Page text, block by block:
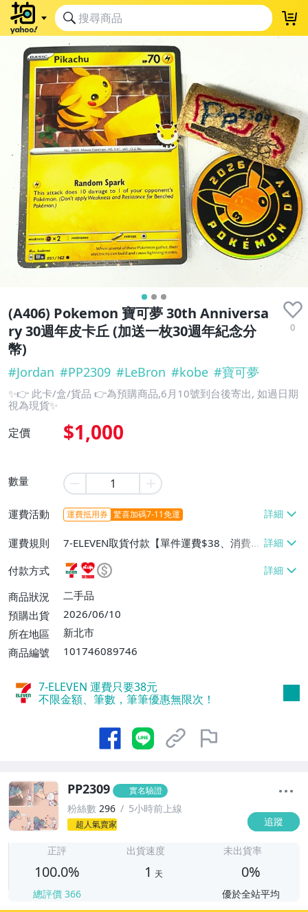
(A406) Pokemon 寶可夢 30th Anniversa
ry 30週年皮卡丘 (加送一枚30週年紀念分
幣)
0
#Jordan #PP2309 #LeBron #kobe #寶可夢
✨👉 此卡/盒/貨品 👉為預購商品,6月10號到台後寄出, 如過日期
視為現貨✨
定價 $1,000
數量
運費活動 運費抵用券 驚喜加碼7-11免運
運費規則
7-ELEVEN取貨付款【單件運費$38、消費滿
$1000免運費】、7-ELEVEN取貨不付款
【單件運費$38、消費滿$1000免運費】、
萊爾富取貨付款【單件運費$60、消費滿$1
000免運費】、宅配/貨運【單件運費$13
0、消費滿$2000免運費】
付款方式
商品狀況
二手品
預購出貨
2026/06/10
所在地區
新北市
商品編號
101746089746
7-ELEVEN 運費只要38元
不限金額、筆數，筆筆優惠無限次！
PP2309 實名驗證
粉絲數 296 5小時前上線
超人氣賣家 追蹤
正評
100.0%
總評價 366
出貨速度
1 天
未出貨率
0%
優於全站平均